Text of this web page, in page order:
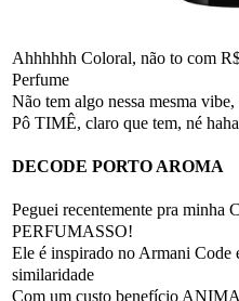
Ahhhhhh Coloral, não to com
Perfume
Não tem algo nessa mesma
Pô TIMÊ, claro que tem, né haha
DECODE PORTO AROMA
Peguei recentemente pra minha
PERFUMASSO!
Ele é inspirado no Armani
similaridade
Com um custo benefício